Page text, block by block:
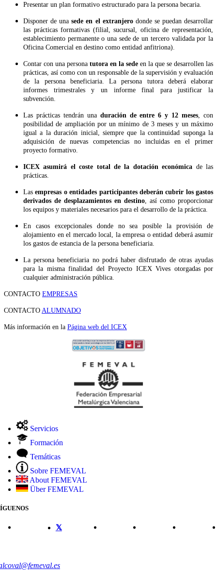
Presentar un plan formativo estructurado para la persona becaria.
Disponer de unasede en el extranjerodonde se puedan desarrollar
las prácticas formativas (filial, sucursal, oficina de representación,
establecimiento permanente o una sede de un tercero validada por la
Oficina Comercial en destino como entidad anfitriona).
Contar con una persona tutora en la sede en la que se desarrollen las
prácticas, así como con un responsable de la supervisión y evaluación
de la persona beneficiaria. La persona tutora deberá elaborar
informes trimestrales y un informe final para justificar la
subvención.
Las prácticas tendrán una duración de entre 6 y 12 meses , con
posibilidad de ampliación por un mínimo de 3 meses y un máximo
igual a la duración inicial, siempre que la continuidad suponga la
adquisición de nuevas competencias no incluidas en el primer
proyecto formativo.
ICEX asumirá el coste total de la dotación económica de las
prácticas.
Lasempresas o entidades participantes deberán cubrir los gastos
derivados de desplazamientos en destino , así como proporcionar
los equipos y materiales necesarios para el desarrollo de la práctica.
En casos excepcionales donde no sea posible la provisión de
alojamiento en el mercado local, la empresa o entidad deberá asumir
los gastos de estancia de la persona beneficiaria.
La persona beneficiaria no podrá haber disfrutado de otras ayudas
para la misma finalidad del Proyecto ICEX Vives otorgadas por
cualquier administración pública.
CONTACTO EMPRESAS
CONTACTO ALUMNADO
Más información en la Página web del ICEX
Servicios
Formación
Temáticas
Sobre FEMEVAL
About FEMEVAL
Über FEMEVAL